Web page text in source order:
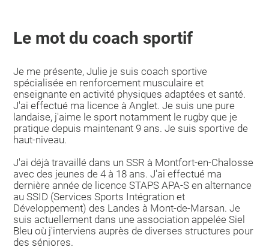
Le mot du coach sportif
Je me présente, Julie je suis coach sportive
spécialisée en renforcement musculaire et
enseignante en activité physiques adaptées et santé.
J'ai effectué ma licence à Anglet. Je suis une pure
landaise, j'aime le sport notamment le rugby que je
pratique depuis maintenant 9 ans. Je suis sportive de
haut-niveau.
J'ai déjà travaillé dans un SSR à Montfort-en-Chalosse
avec des jeunes de 4 à 18 ans. J'ai effectué ma
dernière année de licence STAPS APA-S en alternance
au SSID (Services Sports Intégration et
Développement) des Landes à Mont-de-Marsan. Je
suis actuellement dans une association appelée Siel
Bleu où j'interviens auprès de diverses structures pour
des séniores.